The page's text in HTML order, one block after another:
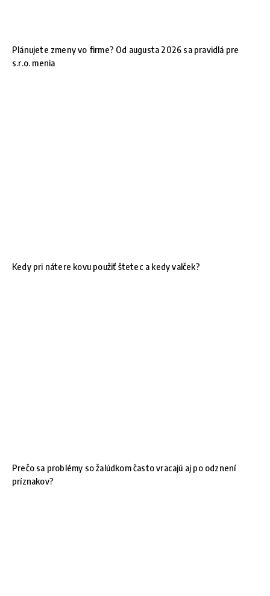
Plánujete zmeny vo firme? Od augusta 2026 sa pravidlá pre
s.r.o. menia
Kedy pri nátere kovu použiť štetec a kedy valček?
Prečo sa problémy so žalúdkom často vracajú aj po odznení
príznakov?